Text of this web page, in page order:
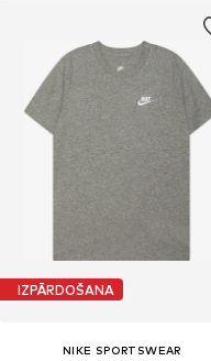
IZPĀRDOŠANA
NIKE SPORTSWEAR